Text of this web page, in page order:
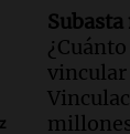
todos
Cumbres:
ocho
vincular